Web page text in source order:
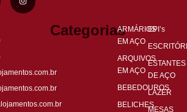
CategoriasARMÁRIOS
EM AÇO
ARQUIVOS
EM AÇO
BEBEDOUROS
BELICHES
EPI’s
ESTANTES
DE AÇO
LAZER
MESAS